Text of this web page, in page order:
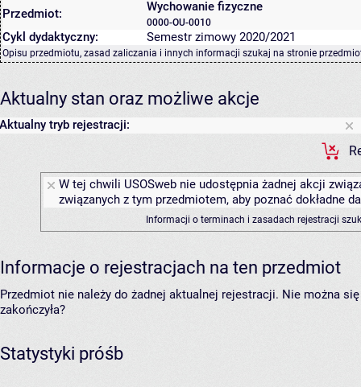
Przedmiot: Wychowanie fizyczne
0000-OU-0010
Cykl dydaktyczny: Semestr zimowy 2020/2021
Opisu przedmiotu, zasad zaliczania i innych informacji szukaj na stronie
Aktualny stan oraz możliwe akcje
Aktualny tryb rejestracji:
W tej chwili USOSweb nie udostępnia żadnej akcji
związanych z tym przedmiotem, aby poznać dokładne
Informacji o terminach i zasadach rejestracji
Informacje o rejestracjach na ten przedmiot
Przedmiot nie należy do żadnej aktualnej rejestracji. Nie można
zakończyła?
Statystyki próśb